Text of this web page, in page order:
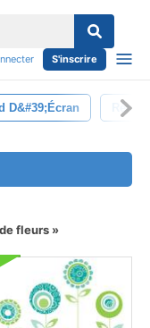
S'inscrire
D&#39;écran Rétro
fleurs